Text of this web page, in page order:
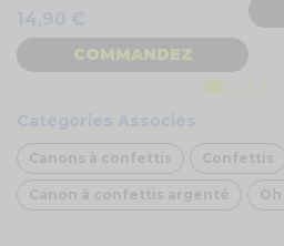
14,90 €
COMMANDEZ
Catégories Associés
Canons à confettis Confettis
Canon à confettis argenté Oh